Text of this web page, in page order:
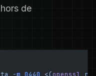
de
-m 0440 <(openssl